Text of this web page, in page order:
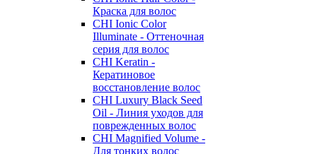
Краска для волос
CHI Ionic Color
Illuminate - Оттеночная
серия для волос
CHI Keratin -
Кератиновое
восстановление волос
CHI Luxury Black Seed
Oil - Линия уходов для
поврежденных волос
CHI Magnified Volume -
Для тонких волос